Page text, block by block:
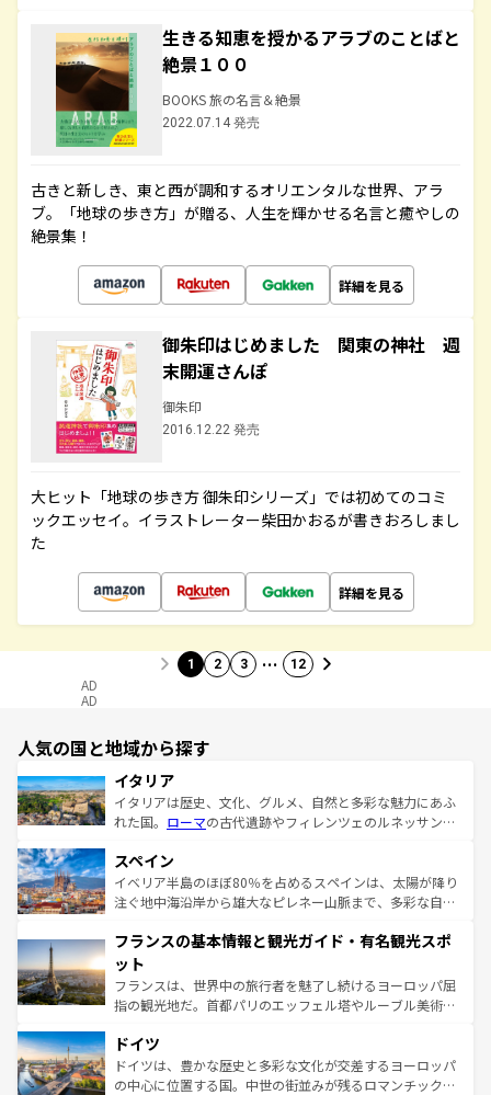
生きる知恵を授かるアラブのことばと
絶景１００
BOOKS 旅の名言＆絶景
2022.07.14 発売
古きと新しき、東と西が調和するオリエンタルな世界、アラ
ブ。「地球の歩き方」が贈る、人生を輝かせる名言と癒やしの
絶景集！
詳細を見る
御朱印はじめました 関東の神社 週
末開運さんぽ
御朱印
2016.12.22 発売
大ヒット「地球の歩き方 御朱印シリーズ」では初めてのコミ
ックエッセイ。イラストレーター柴田かおるが書きおろしまし
た
詳細を見る
1 2 3 … 12
AD
AD
人気の国と地域から探す
イタリア
イタリアは歴史、文化、グルメ、自然と多彩な魅力にあふ
れた国。 ローマの古代遺跡やフィレンツェのルネッサンス
ろん、トスカーナの美しい田園風景やアマルフィ海岸の絶
景など、自然景観も見逃せない。観光の合間には、本場の
ピザやパスタなど、絶品のイタリア料理を堪能することも
ませてくれるイタリアで、忘れられない旅をしてみよう！
なお、新着のイタリア情報は
しい。
スペイン
イベリア半島のほぼ80％を占めるスペインは、太陽が降り
注ぐ地中海沿岸から雄大なピレネー山脈まで、多彩な自然
文化が根付くこの国では、情熱的なフラメンコ、熱気あふ
れる闘牛、そして美味しいタパスが生活の一部となってい
る。首都マドリードの洗練された雰囲気や、バルセロナの
アートに溢れた街角から、地方では古代ローマ遺跡や中世
せる。地方によって風土や気候が異なるスペインはその個
性で訪れる人を魅了する。 なお、新着のスペイン情報は コ
ンテンツ一覧を参照してほしい。
フランスの基本情報と観光ガイド・有名観光スポ
ット
フランスは、世界中の旅行者を魅了し続けるヨーロッパ屈
指の観光地だ。首都パリのエッフェル塔やルーブル美術館
で、幅広い魅力が詰まっている。華麗な宮殿、歴史的な大
聖堂、美しいビーチ、そして豊かな自然が、訪れる者を心
から魅了する。また、フランスは美食の国としても知ら
ドイツ
ドイツは、豊かな歴史と多彩な文化が交差するヨーロッパ
の中心に位置する国。中世の街並みが残るロマンチック街